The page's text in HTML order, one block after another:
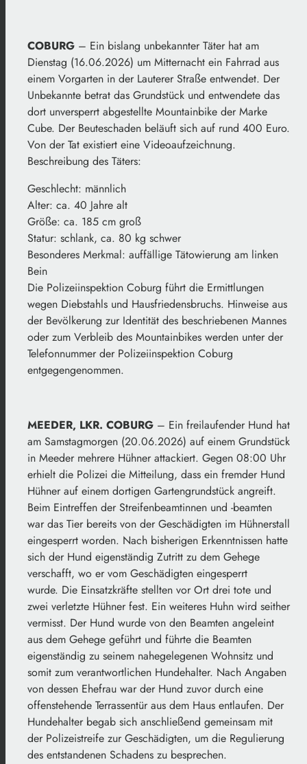
COBURG – Ein bislang unbekannter Täter hat am
Dienstag (16.06.2026) um Mitternacht ein Fahrrad aus
einem Vorgarten in der Lauterer Straße entwendet. Der
Unbekannte betrat das Grundstück und entwendete das
dort unversperrt abgestellte Mountainbike der Marke
Cube. Der Beuteschaden beläuft sich auf rund 400 Euro.
Von der Tat existiert eine Videoaufzeichnung.
Beschreibung des Täters:
Geschlecht: männlich
Alter: ca. 40 Jahre alt
Größe: ca. 185 cm groß
Statur: schlank, ca. 80 kg schwer
Besonderes Merkmal: auffällige Tätowierung am linken
Bein
Die Polizeiinspektion Coburg führt die Ermittlungen
wegen Diebstahls und Hausfriedensbruchs. Hinweise aus
der Bevölkerung zur Identität des beschriebenen Mannes
oder zum Verbleib des Mountainbikes werden unter der
Telefonnummer der Polizeiinspektion Coburg
entgegengenommen.
MEEDER, LKR. COBURG – Ein freilaufender Hund hat
am Samstagmorgen (20.06.2026) auf einem Grundstück
in Meeder mehrere Hühner attackiert. Gegen 08:00 Uhr
erhielt die Polizei die Mitteilung, dass ein fremder Hund
Hühner auf einem dortigen Gartengrundstück angreift.
Beim Eintreffen der Streifenbeamtinnen und -beamten
war das Tier bereits von der Geschädigten im Hühnerstall
eingesperrt worden. Nach bisherigen Erkenntnissen hatte
sich der Hund eigenständig Zutritt zu dem Gehege
verschafft, wo er vom Geschädigten eingesperrt
wurde. Die Einsatzkräfte stellten vor Ort drei tote und
zwei verletzte Hühner fest. Ein weiteres Huhn wird seither
vermisst. Der Hund wurde von den Beamten angeleint
aus dem Gehege geführt und führte die Beamten
eigenständig zu seinem nahegelegenen Wohnsitz und
somit zum verantwortlichen Hundehalter. Nach Angaben
von dessen Ehefrau war der Hund zuvor durch eine
offenstehende Terrassentür aus dem Haus entlaufen. Der
Hundehalter begab sich anschließend gemeinsam mit
der Polizeistreife zur Geschädigten, um die Regulierung
des entstandenen Schadens zu besprechen.